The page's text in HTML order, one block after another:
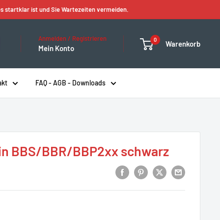
startklar ist und Sie Wartezeiten vermeiden.
Anmelden / Registrieren
Mein Konto
0 Warenkorb
FAQ - AGB - Downloads
BBS/BBR/BBP2xx schwarz